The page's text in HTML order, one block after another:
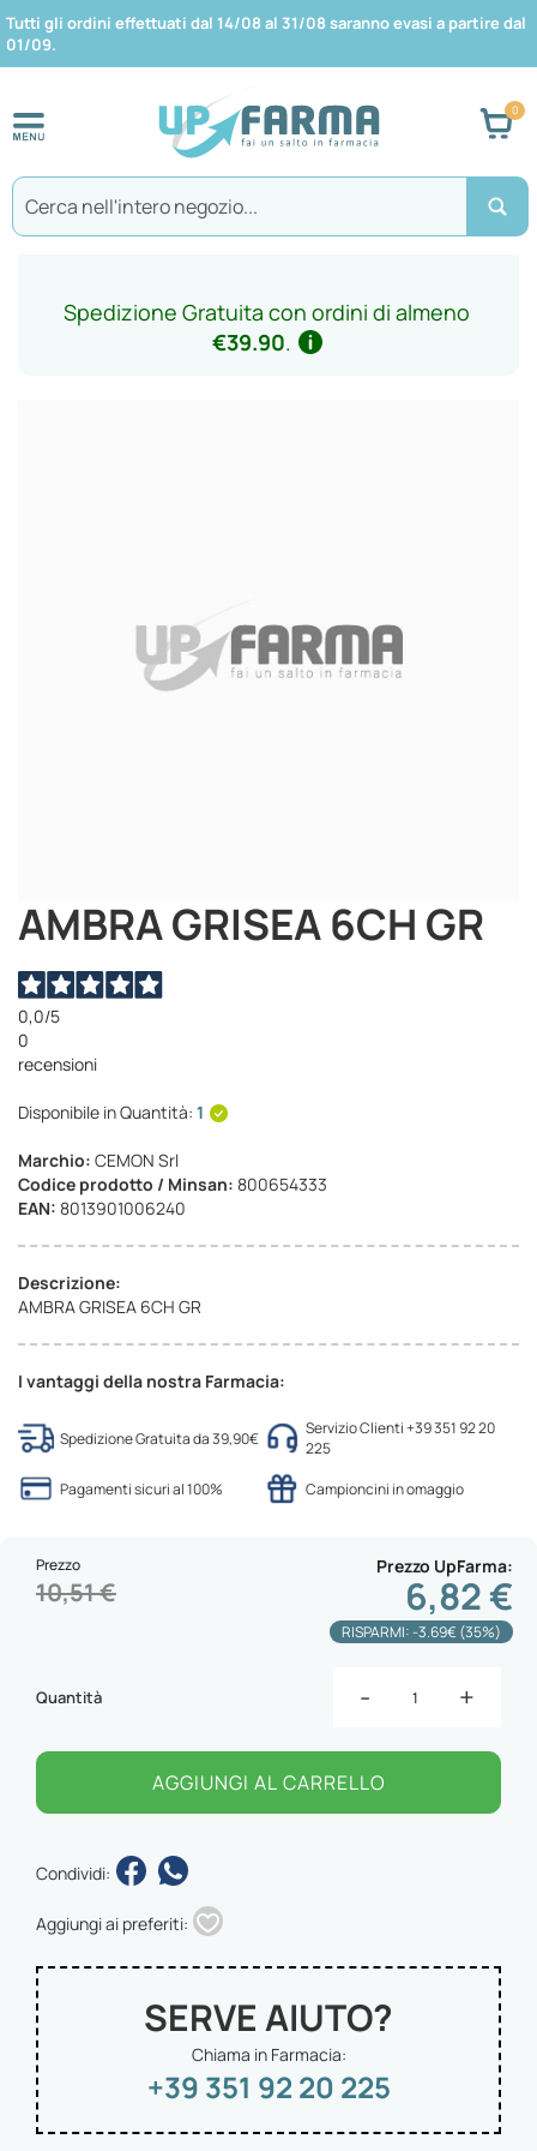
Tutti gli ordini effettuati dal 14/08 al 31/08 saranno evasi a partire dal
01/09.
Spedizione Gratuita con ordini di almeno
€39.90.
AMBRA GRISEA 6CH GR
0,0/5
0
recensioni
Disponibile in Quantità: 1
Marchio: CEMON Srl
Codice prodotto / Minsan: 800654333
EAN: 8013901006240
Descrizione:
AMBRA GRISEA 6CH GR
I vantaggi della nostra Farmacia:
Spedizione Gratuita da 39,90€
Servizio Clienti +39 351 92 20
225
Pagamenti sicuri al 100%
Campioncini in omaggio
Prezzo UpFarma
6,82 €
Prezzo
10,51 €
RISPARMI: -3.69€ (35%)
Quantità - +
AGGIUNGI AL CARRELLO
Condividi:
Aggiungi ai preferiti:
SERVE AIUTO?
Chiama in Farmacia:
+39 351 92 20 225
Vai
all'inizio
galleria
di
immagini